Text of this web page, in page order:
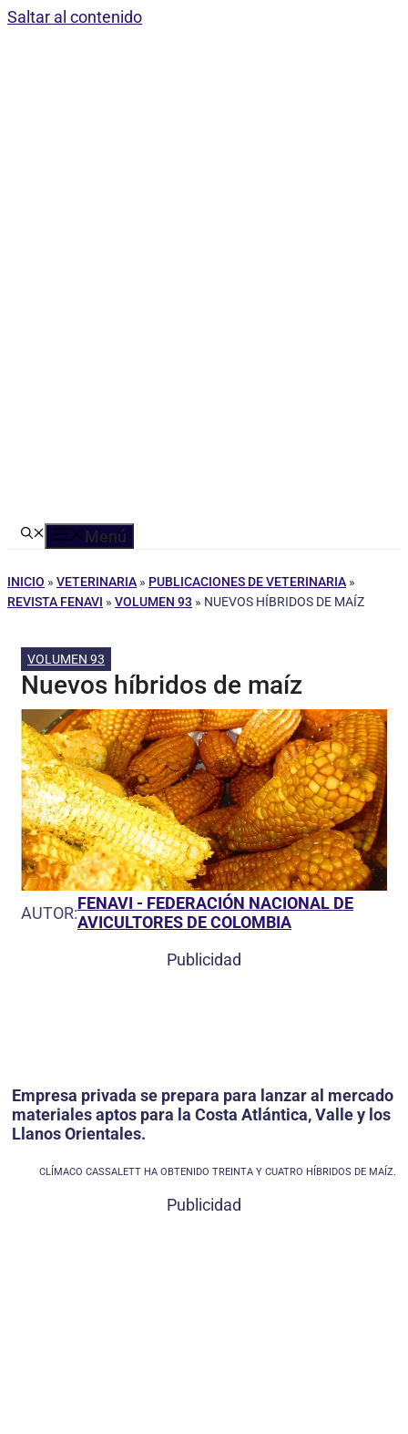
Saltar al contenido
Menú
INICIO » VETERINARIA » PUBLICACIONES DE VETERINARIA »
REVISTA FENAVI » VOLUMEN 93 » NUEVOS HÍBRIDOS DE MAÍZ
VOLUMEN 93
Nuevos híbridos de maíz
AUTOR:FENAVI - FEDERACIÓN NACIONAL DE
AVICULTORES DE COLOMBIA
Publicidad
Empresa privada se prepara para lanzar al mercado
materiales aptos para la Costa Atlántica, Valle y los
Llanos Orientales.
CLÍMACO CASSALETT HA OBTENIDO TREINTA Y CUATRO HÍBRIDOS DE MAÍZ.
Publicidad